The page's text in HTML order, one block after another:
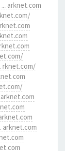
arknet.com
rknet.com/
arknet.com